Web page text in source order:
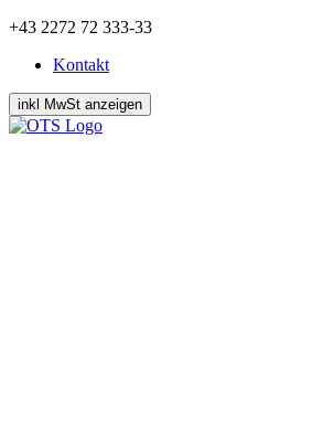
Zum
springen
+43 2272 72 333-33
Kontakt